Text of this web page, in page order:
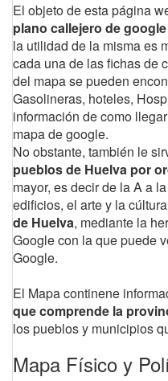
El objeto de esta página
plano callejero de google
la utilidad de la misma es
cada una de las fichas de
del mapa se pueden
Gasolineras, hoteles,
información de como
mapa de google.
No obstante, también le
pueblos de Huelva por
mayor, es decir de la A a
edificios, el arte y la
de Huelva, mediante la
Google con la que puede
Google.
El Mapa continene
que comprende la
los pueblos y municipios
Mapa Físico y